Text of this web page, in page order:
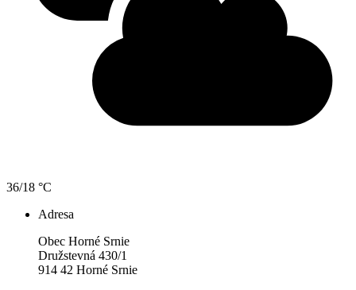
36/18 °C
Adresa
Obec Horné Srnie
Družstevná 430/1
914 42 Horné Srnie